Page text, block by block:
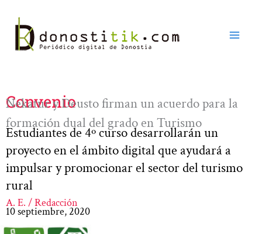
contenido
Convenio
Nekatur y Deusto firman un acuerdo para la
formación dual del grado en Turismo
Estudiantes de 4º curso desarrollarán un
proyecto en el ámbito digital que ayudará a
impulsar y promocionar el sector del turismo
rural
A. E. / Redacción
10 septiembre, 2020